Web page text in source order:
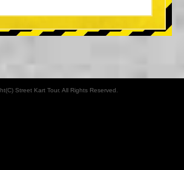
Street Kart Tour. All Rights Reserved.